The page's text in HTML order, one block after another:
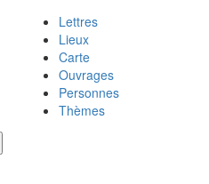
Lettres
Lieux
Carte
Ouvrages
Personnes
Thèmes